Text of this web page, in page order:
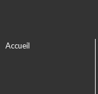
Accueil